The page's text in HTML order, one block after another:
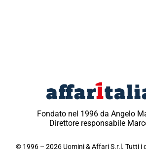
Fondato nel 1996 da Angelo
Direttore responsabile
© 1996 – 2026 Uomini & Affari S.r.l. Tutti i